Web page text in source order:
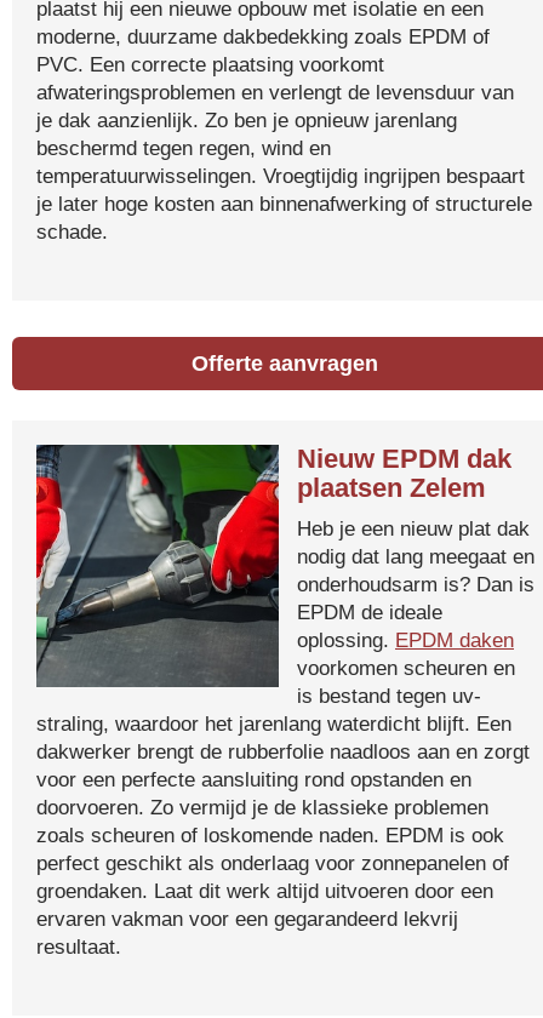
plaatst hij een nieuwe opbouw met isolatie en een
moderne, duurzame dakbedekking zoals EPDM of
PVC. Een correcte plaatsing voorkomt
afwateringsproblemen en verlengt de levensduur van
je dak aanzienlijk. Zo ben je opnieuw jarenlang
beschermd tegen regen, wind en
temperatuurwisselingen. Vroegtijdig ingrijpen bespaart
je later hoge kosten aan binnenafwerking of structurele
schade.
Offerte aanvragen
Nieuw EPDM dak
plaatsen Zelem
Heb je een nieuw plat dak
nodig dat lang meegaat en
onderhoudsarm is? Dan is
EPDM de ideale
oplossing. EPDM daken
voorkomen scheuren en
is bestand tegen uv-
straling, waardoor het jarenlang waterdicht blijft. Een
dakwerker brengt de rubberfolie naadloos aan en zorgt
voor een perfecte aansluiting rond opstanden en
doorvoeren. Zo vermijd je de klassieke problemen
zoals scheuren of loskomende naden. EPDM is ook
perfect geschikt als onderlaag voor zonnepanelen of
groendaken. Laat dit werk altijd uitvoeren door een
ervaren vakman voor een gegarandeerd lekvrij
resultaat.